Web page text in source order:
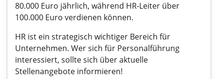
80.000 Euro jährlich, während HR-Leiter über
100.000 Euro verdienen können.
HR ist ein strategisch wichtiger Bereich für
Unternehmen. Wer sich für Personalführung
interessiert, sollte sich über aktuelle
Stellenangebote informieren!